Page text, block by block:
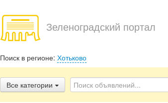
Зеленоградский портал
Поиск в регионе: Хотьково
Все категории